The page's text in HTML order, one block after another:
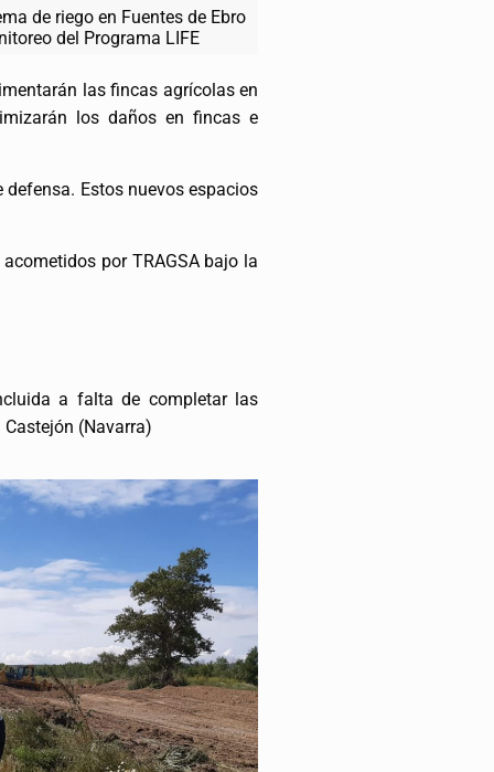
de riego en Fuentes de Ebro
del Programa LIFE
las fincas agrícolas en
los daños en fincas e
Estos nuevos espacios
por TRAGSA bajo la
a falta de completar las
(Navarra)